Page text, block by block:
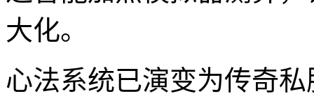
大化。
心法系统已演变为传奇